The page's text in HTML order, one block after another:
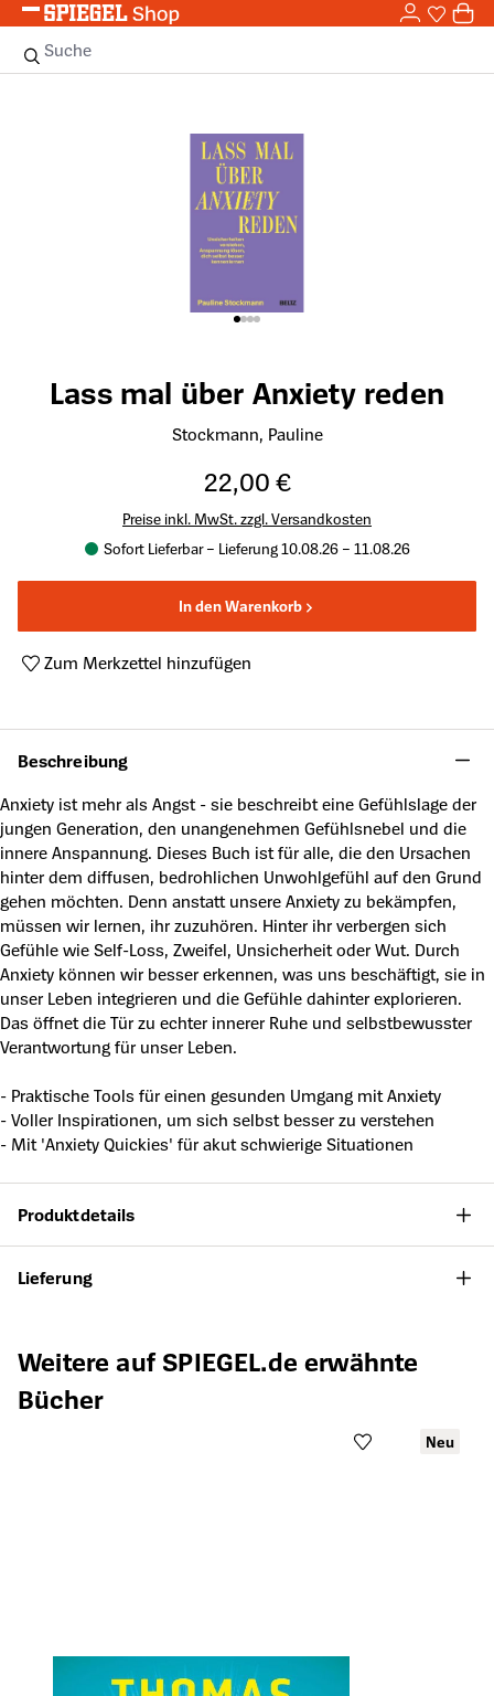
Zum Hauptinhalt springen 0
Suche
Lass mal über Anxiety reden
Stockmann, Pauline
22,00 €
Preise inkl. MwSt. zzgl. Versandkosten
Sofort Lieferbar – Lieferung 10.08.26 – 11.08.26
In den Warenkorb
Zum Merkzettel hinzufügen
Beschreibung
Anxiety ist mehr als Angst - sie beschreibt eine Gefühlslage der
jungen Generation, den unangenehmen Gefühlsnebel und die
innere Anspannung. Dieses Buch ist für alle, die den Ursachen
hinter dem diffusen, bedrohlichen Unwohlgefühl auf den Grund
gehen möchten. Denn anstatt unsere Anxiety zu bekämpfen,
müssen wir lernen, ihr zuzuhören. Hinter ihr verbergen sich
Gefühle wie Self-Loss, Zweifel, Unsicherheit oder Wut. Durch
Anxiety können wir besser erkennen, was uns beschäftigt, sie in
unser Leben integrieren und die Gefühle dahinter explorieren.
Das öffnet die Tür zu echter innerer Ruhe und selbstbewusster
Verantwortung für unser Leben.
- Praktische Tools für einen gesunden Umgang mit Anxiety
- Voller Inspirationen, um sich selbst besser zu verstehen
- Mit 'Anxiety Quickies' für akut schwierige Situationen
Produktdetails
Lieferung
Produktgalerie überspringen
Weitere auf SPIEGEL.de erwähnte
Bücher
Neu